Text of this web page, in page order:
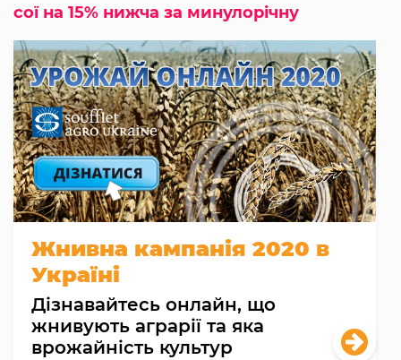
сої на 15% нижча за минулорічну
Жнивна кампанія 2020 в
Україні
Дізнавайтесь онлайн, що
жнивують аграрії та яка
врожайність культур